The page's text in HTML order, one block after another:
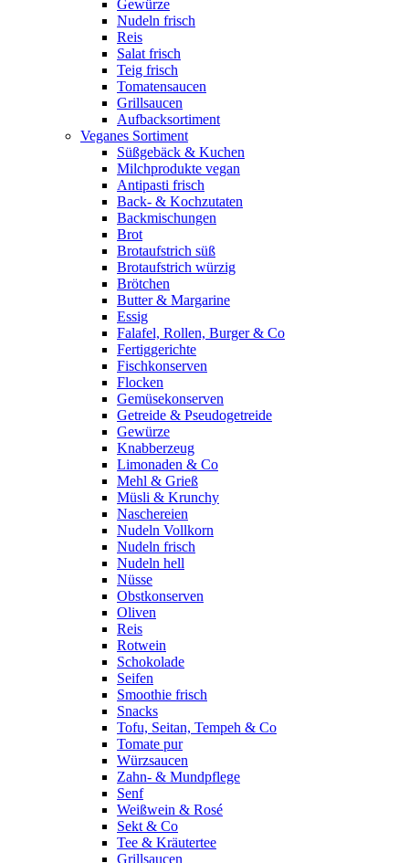
Gewürze
Nudeln frisch
Reis
Salat frisch
Teig frisch
Tomatensaucen
Grillsaucen
Aufbacksortiment
Veganes Sortiment
Süßgebäck & Kuchen
Milchprodukte vegan
Antipasti frisch
Back- & Kochzutaten
Backmischungen
Brot
Brotaufstrich süß
Brotaufstrich würzig
Brötchen
Butter & Margarine
Essig
Falafel, Rollen, Burger & Co
Fertiggerichte
Fischkonserven
Flocken
Gemüsekonserven
Getreide & Pseudogetreide
Gewürze
Knabberzeug
Limonaden & Co
Mehl & Grieß
Müsli & Krunchy
Naschereien
Nudeln Vollkorn
Nudeln frisch
Nudeln hell
Nüsse
Obstkonserven
Oliven
Reis
Rotwein
Schokolade
Seifen
Smoothie frisch
Snacks
Tofu, Seitan, Tempeh & Co
Tomate pur
Würzsaucen
Zahn- & Mundpflege
Senf
Weißwein & Rosé
Sekt & Co
Tee & Kräutertee
Grillsaucen